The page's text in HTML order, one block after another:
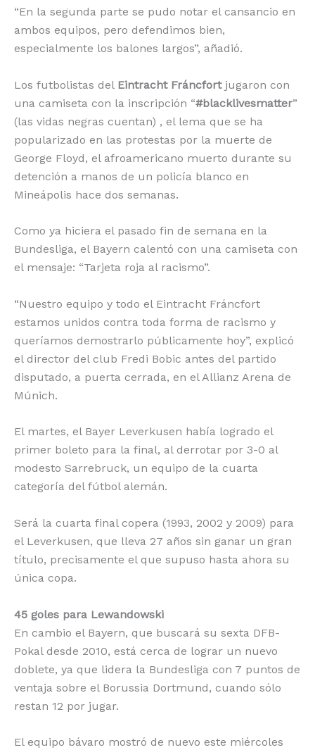
“En la segunda parte se pudo notar el cansancio en
ambos equipos, pero defendimos bien,
especialmente los balones largos”, añadió.
Los futbolistas del Eintracht Fráncfort jugaron con
una camiseta con la inscripción “#blacklivesmatter”
(las vidas negras cuentan) , el lema que se ha
popularizado en las protestas por la muerte de
George Floyd, el afroamericano muerto durante su
detención a manos de un policía blanco en
Mineápolis hace dos semanas.
Como ya hiciera el pasado fin de semana en la
Bundesliga, el Bayern calentó con una camiseta con
el mensaje: “Tarjeta roja al racismo”.
“Nuestro equipo y todo el Eintracht Fráncfort
estamos unidos contra toda forma de racismo y
queríamos demostrarlo públicamente hoy”, explicó
el director del club Fredi Bobic antes del partido
disputado, a puerta cerrada, en el Allianz Arena de
Múnich.
El martes, el Bayer Leverkusen había logrado el
primer boleto para la final, al derrotar por 3-0 al
modesto Sarrebruck, un equipo de la cuarta
categoría del fútbol alemán.
Será la cuarta final copera (1993, 2002 y 2009) para
el Leverkusen, que lleva 27 años sin ganar un gran
título, precisamente el que supuso hasta ahora su
única copa.
45 goles para Lewandowski
En cambio el Bayern, que buscará su sexta DFB-
Pokal desde 2010, está cerca de lograr un nuevo
doblete, ya que lidera la Bundesliga con 7 puntos de
ventaja sobre el Borussia Dortmund, cuando sólo
restan 12 por jugar.
El equipo bávaro mostró de nuevo este miércoles